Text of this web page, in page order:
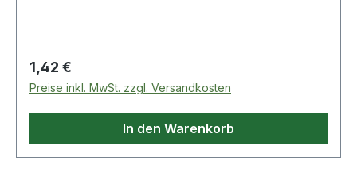
Regulärer Preis:
1,42 €
Preise inkl. MwSt. zzgl. Versandkosten
In den Warenkorb